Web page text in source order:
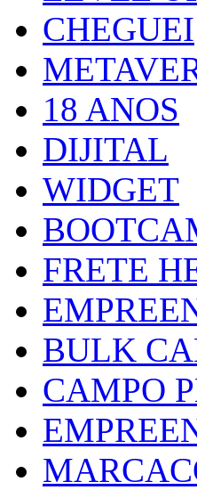
CHEGUEI
18 ANOS
DIJITAL
WIDGET
FRETE
BULK
CAMPO